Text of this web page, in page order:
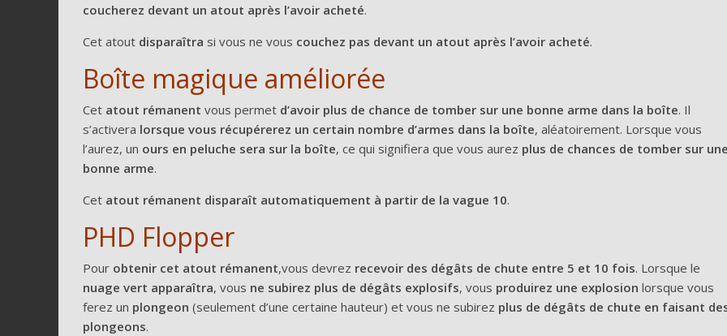
coucherez devant un atout après l’avoir acheté.
Cet atout disparaîtra si vous ne vous couchez pas devant un atout après l’avoir acheté.
Boîte magique améliorée
Cet atout rémanent vous permet d’avoir plus de chance de tomber sur une bonne arme dans la boîte. Il
s’activera lorsque vous récupérerez un certain nombre d’armes dans la boîte, aléatoirement. Lorsque vous
l’aurez, un ours en peluche sera sur la boîte, ce qui signifiera que vous aurez plus de chances de tomber sur
bonne arme.
Cet atout rémanent disparaît automatiquement à partir de la vague 10.
PHD Flopper
Pour obtenir cet atout rémanent,vous devrez recevoir des dégâts de chute entre 5 et 10 fois. Lorsque le
nuage vert apparaîtra, vous ne subirez plus de dégâts explosifs, vous produirez une explosion lorsque vous
ferez un plongeon (seulement d’une certaine hauteur) et vous ne subirez plus de dégâts de chute en faisant
plongeons.